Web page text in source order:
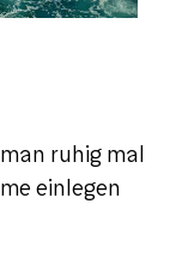
ruhig mal
einlegen